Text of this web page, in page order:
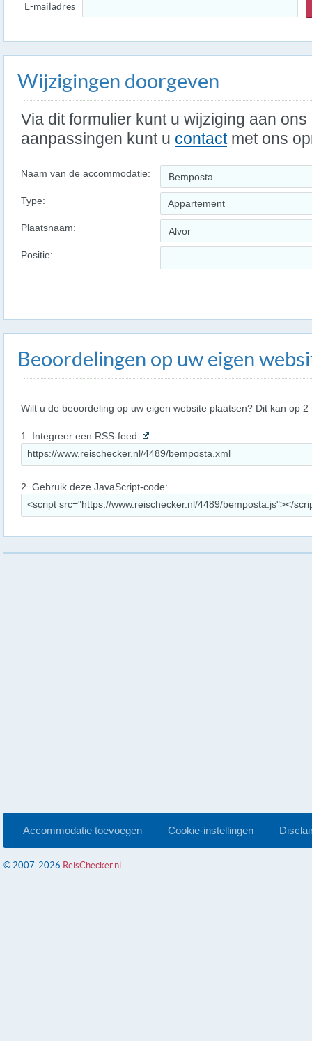
E-mailadres
Wijzigingen doorgeven
Via dit formulier kunt u wijziging aan
aanpassingen kunt u contactmet ons
Naam van de accommodatie:
Type: Appartement
Plaatsnaam:
Positie:
Beoordelingen op uw eigen
Wilt u de beoordeling op uw eigen website plaatsen? Dit kan op 2
1. Integreer een RSS-feed.
2. Gebruik deze JavaScript-code:
Accommodatie toevoegen Cookie-instellingen
© 2007-2026 ReisChecker.nl